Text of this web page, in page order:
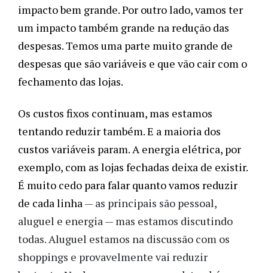
impacto bem grande. Por outro lado, vamos ter
um impacto também grande na redução das
despesas. Temos uma parte muito grande de
despesas que são variáveis e que vão cair com o
fechamento das lojas.
Os custos fixos continuam, mas estamos
tentando reduzir também. E a maioria dos
custos variáveis param. A energia elétrica, por
exemplo, com as lojas fechadas deixa de existir.
É muito cedo para falar quanto vamos reduzir
de cada linha — as principais são pessoal,
aluguel e energia — mas estamos discutindo
todas. Aluguel estamos na discussão com os
shoppings e provavelmente vai reduzir